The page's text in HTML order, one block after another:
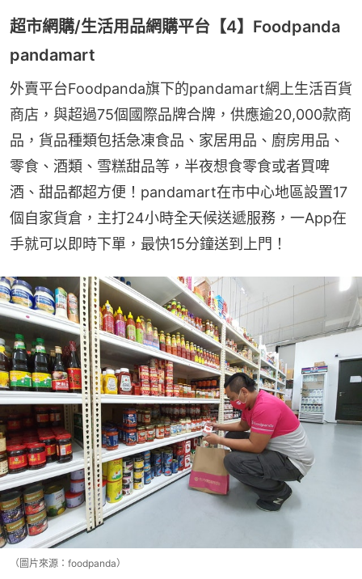
超市網購/生活用品網購平台【4】Foodpanda
pandamart
外賣平台Foodpanda旗下的pandamart網上生活百貨
商店，與超過75個國際品牌合牌，供應逾20,000款商
品，貨品種類包括急凍食品、家居用品、廚房用品、
零食、酒類、雪糕甜品等，半夜想食零食或者買啤
酒、甜品都超方便！pandamart在市中心地區設置17
個自家貨倉，主打24小時全天候送遞服務，一App在
手就可以即時下單，最快15分鐘送到上門！
（圖片來源：foodpanda）